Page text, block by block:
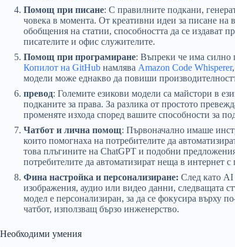
Помощ при писане: С правилните подкани,
човека в момента. От креативни идеи за писане на
обобщения на статии, способността да се издават
писателите и офис служителите.
Помощ при програмиране: Въпреки че има силно
Копилот на GitHub намлява Amazon Code Whisperer
модели може еднакво да повиши
превод: Големите езикови модели са майстори в
подканите за права. За разлика от простото
променяте изхода според вашите способности за
Чатбот и лична помощ: Първоначално имаше
които помогнаха на потребителите да
това плъгините на ChatGPT и подобни
потребителите да автоматизират неща в интернет
Фина настройка и персонализиране: След като AI
изображения, аудио или видео данни, следващата
модел е персонализиран, за да се фокусира върху
чатбот, използващ бързо инженерство.
Необходими умения